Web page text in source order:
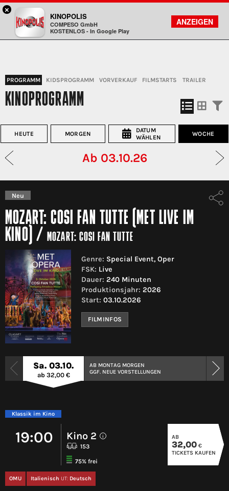
Kinopolis
FILMSUCHE
KONTO
PROGRAMM KIDSPROGRAMM VORVERKAUF FILMSTARTS TRAILER
KINOPROGRAMM
HEUTE MORGEN
DATUM
WÄHLEN
WOCHE
Ab 03.10.26
Neu
MOZART: COSI FAN TUTTE (MET LIVE IM
KINO) /MOZART: COSI FAN TUTTE
Genre: Special Event, Oper
FSK: Live
Dauer: 240 Minuten
Produktionsjahr: 2026
Start: 03.10.2026
FILMINFOS
Sa. 03.10.
ab 32,00 €
AB MONTAG MORGEN
GGF. NEUE VORSTELLUNGEN
Klassik im Kino
19:00 Kino 2 i
153
75% frei
OMU Italienisch UT: Deutsch
AB
32,00 €
TICKETS KAUFEN
×
KINOPOLIS
COMPESO GmbH
KOSTENLOS - In Google Play
ANZEIGEN